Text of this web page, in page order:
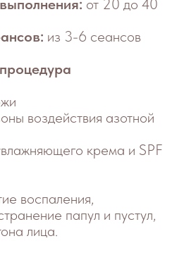
пустулезный
месяц
Розацеа